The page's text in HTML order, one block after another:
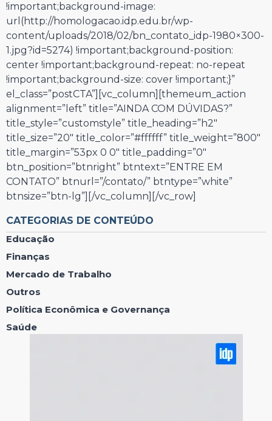
!important;background-image:
url(http://homologacao.idp.edu.br/wp-
content/uploads/2018/02/bn_contato_idp-1980×300-
1.jpg?id=5274) !important;background-position:
center !important;background-repeat: no-repeat
!important;background-size: cover !important;}”
el_class=”postCTA”][vc_column][themeum_action
alignment=”left” title=”AINDA COM DÚVIDAS?”
title_style=”customstyle” title_heading=”h2″
title_size=”20″ title_color=”#ffffff” title_weight=”800″
title_margin=”53px 0 0″ title_padding=”0″
btn_position=”btnright” btntext=”ENTRE EM
CONTATO” btnurl=”/contato/” btntype=”white”
btnsize=”btn-lg”][/vc_column][/vc_row]
CATEGORIAS DE CONTEÚDO
Educação
Finanças
Mercado de Trabalho
Outros
Política Econômica e Governança
Saúde